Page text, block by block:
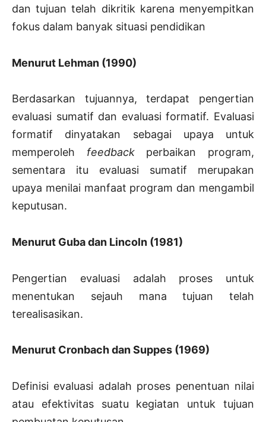
dan tujuan telah dikritik karena menyempitkan
fokus dalam banyak situasi pendidikan
Menurut Lehman (1990)
Berdasarkan tujuannya, terdapat pengertian
evaluasi sumatif dan evaluasi formatif. Evaluasi
formatif dinyatakan sebagai upaya untuk
memperoleh feedbackperbaikan program,
sementara itu evaluasi sumatif merupakan
upaya menilai manfaat program dan mengambil
keputusan.
Menurut Guba dan Lincoln (1981)
Pengertian evaluasi adalah proses untuk
menentukan sejauh mana tujuan telah
terealisasikan.
Menurut Cronbach dan Suppes (1969)
Definisi evaluasi adalah proses penentuan nilai
atau efektivitas suatu kegiatan untuk tujuan